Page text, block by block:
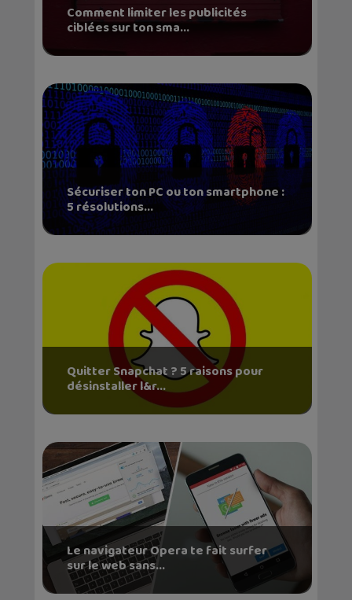
Comment limiter les publicités
ciblées sur ton sma...
Sécuriser ton PC ou ton smartphone :
5 résolutions...
Quitter Snapchat ? 5 raisons pour
désinstaller l&r...
Le navigateur Opera te fait surfer
sur le web sans...